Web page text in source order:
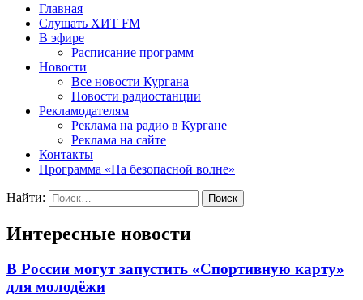
Главная
Слушать ХИТ FM
В эфире
Расписание программ
Новости
Все новости Кургана
Новости радиостанции
Рекламодателям
Реклама на радио в Кургане
Реклама на сайте
Контакты
Программа «На безопасной волне»
Найти:
Интересные новости
В России могут запустить «Спортивную карту»
для молодёжи